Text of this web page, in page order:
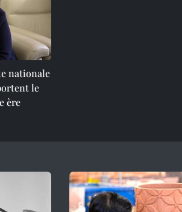
nationale
le
ère